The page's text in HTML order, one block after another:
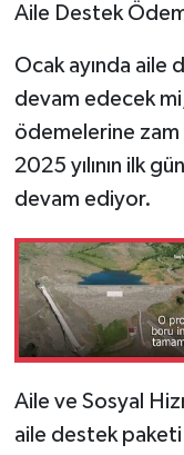
Aile Destek
Ocak ayında aile
devam edecek
ödemelerine zam
2025 yılının ilk
devam ediyor.
Aile ve Sosyal
aile destek